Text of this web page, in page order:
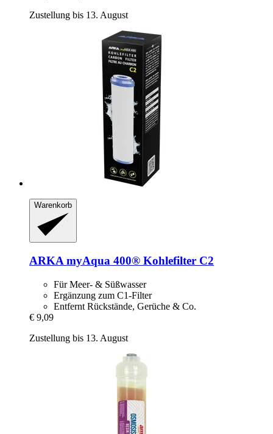
Zustellung bis 13. August
Warenkorb
ARKA myAqua 400® Kohlefilter C2
Für Meer- & Süßwasser
Ergänzung zum C1-Filter
Entfernt Rückstände, Gerüche & Co.
€ 9,09
Zustellung bis 13. August